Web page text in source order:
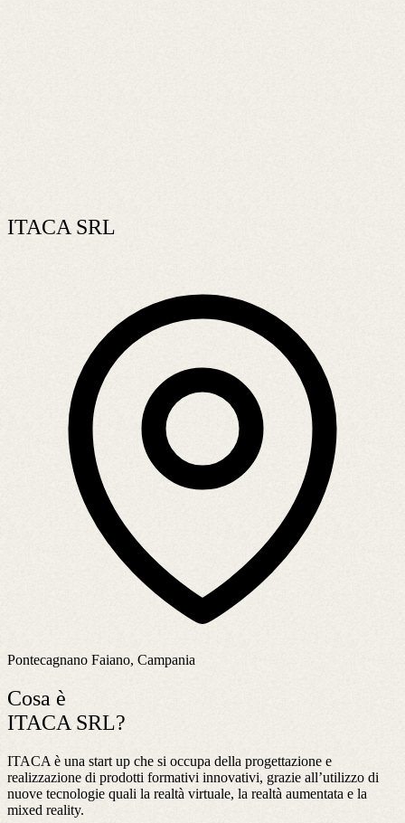
ITACA SRL
Pontecagnano Faiano, Campania
Cosa è
ITACA SRL?
ITACA è una start up che si occupa della progettazione e
realizzazione di prodotti formativi innovativi, grazie all’utilizzo di
nuove tecnologie quali la realtà virtuale, la realtà aumentata e la
mixed reality.